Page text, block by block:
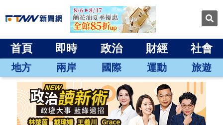
首頁 即時 政治 財經 社會
地方 兩岸 國際 運動 旅遊